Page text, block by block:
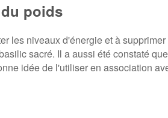
poids
les niveaux d'énergie et à
sacré. Il a aussi été constaté
idée de l'utiliser en association